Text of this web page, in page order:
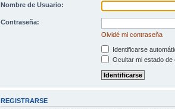
Nombre de Usuario:
Contraseña:
Olvidé mi contraseña
Identificarse
Ocultar mi estado
REGISTRARSE